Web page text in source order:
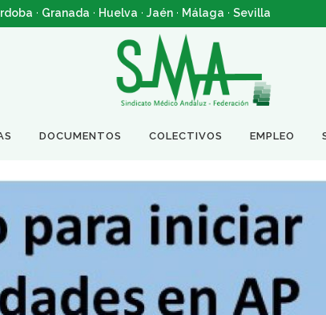
· Granada · Huelva · Jaén · Málaga · Sevilla
DOCUMENTOS COLECTIVOS EMPLEO